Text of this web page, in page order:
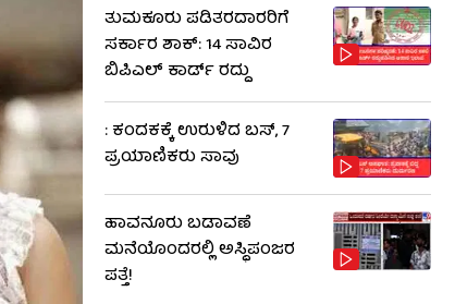
ತುಮಕೂರು ಪಡಿತರದಾರರಿಗೆ
ಸರ್ಕಾರ ಶಾಕ್: 14 ಸಾವಿರ
ಬಿಪಿಎಲ್ ಕಾರ್ಡ್ ರದ್ದು
: ಕಂದಕಕ್ಕೆ ಉರುಳಿದ ಬಸ್, 7
ಪ್ರಯಾಣಿಕರು ಸಾವು
ಹಾವನೂರು ಬಡಾವಣೆ
ಮನೆಯೊಂದರಲ್ಲಿ ಅಸ್ಥಿಪಂಜರ
ಪತ್ತೆ!